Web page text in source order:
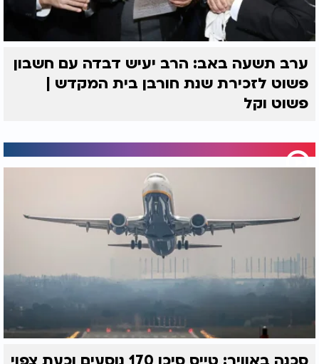
ערב תשעה באב: הרב יעיש דבדה עם חשבון
פשוט לזכירת שנת חורבן בית המקדש |
פשוט וקל